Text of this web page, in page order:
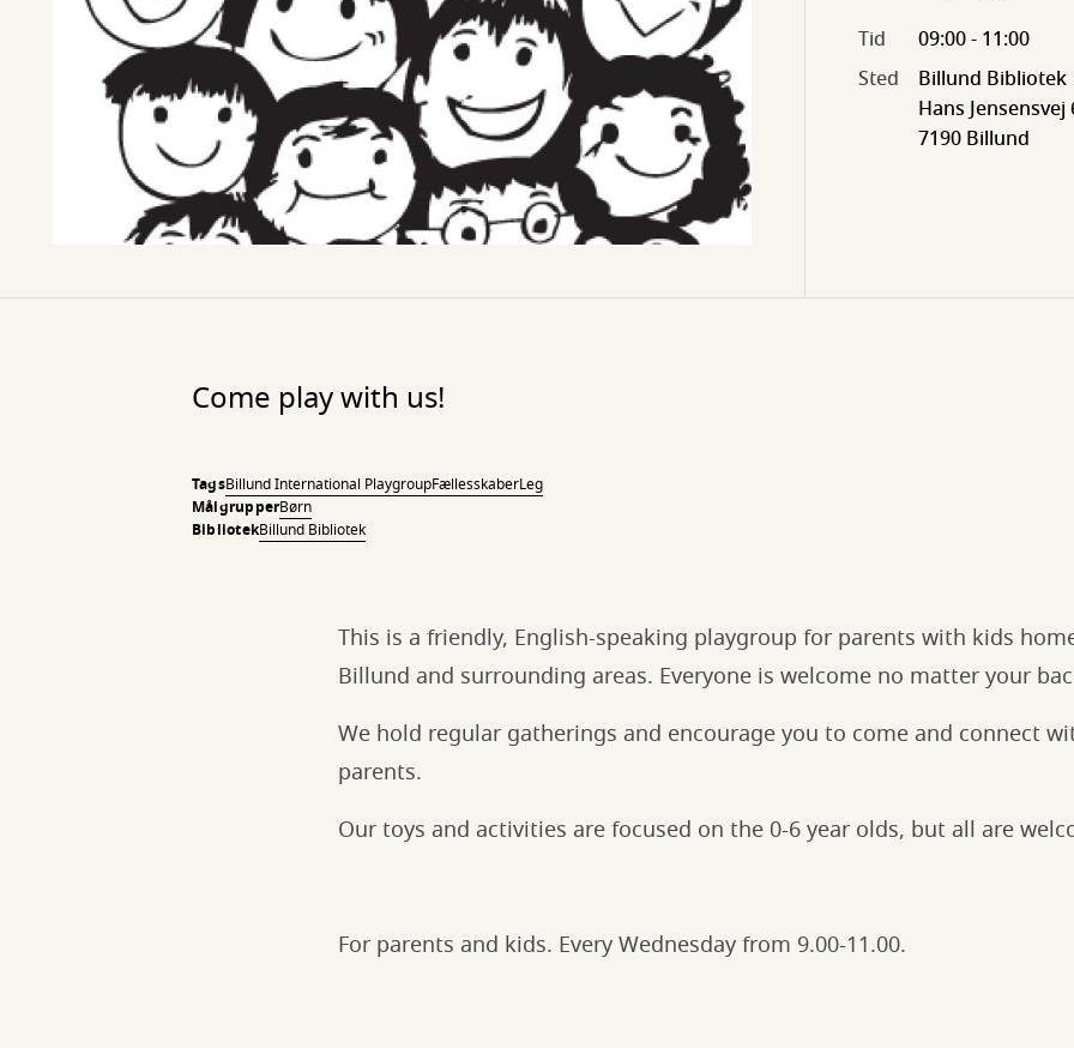
Tid
09:00 - 11:00
Sted
Billund Bibliotek
Hans Jensensvej
7190 Billund
Come play with us!
TagsBillund International PlaygroupFællesskaberLeg
MålgrupperBørn
BibliotekBillund Bibliotek
This is a friendly, English-speaking playgroup for parents with kids
Billund and surrounding areas. Everyone is welcome no matter your
We hold regular gatherings and encourage you to come and connect
parents.
Our toys and activities are focused on the 0-6 year olds, but all are
For parents and kids. Every Wednesday from 9.00-11.00.